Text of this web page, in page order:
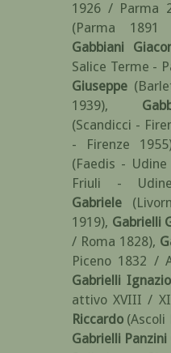
1926 / Parma
(Parma
Gabbiani
Salice Terme -
Giuseppe
1939),
(Scandicci -
- Firenze
(Faedis -
Friuli -
Gabriele
1919), Gabrielli
/ Roma 1828),
Piceno 1832 /
Gabrielli Ignazio
attivo XVIII /
Riccardo (Ascoli
Gabrielli Panzini